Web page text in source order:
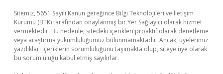
Sitemiz, 5651 Sayılı Kanun gereğince Bilgi Teknolojileri ve İletişim
Kurumu (BTK) tarafından onaylanmış bir Yer Sağlayıcı olarak hizmet
vermektedir. Bu nedenle, sitedeki içerikleri proaktif olarak denetleme
veya araştırma yükümlülüğümüz bulunmamaktadır. Ancak, üyelerimiz
yazdıkları içeriklerin sorumluluğunu taşımakta olup, siteye üye olarak
bu sorumluluğu kabul etmiş sayılırlar.